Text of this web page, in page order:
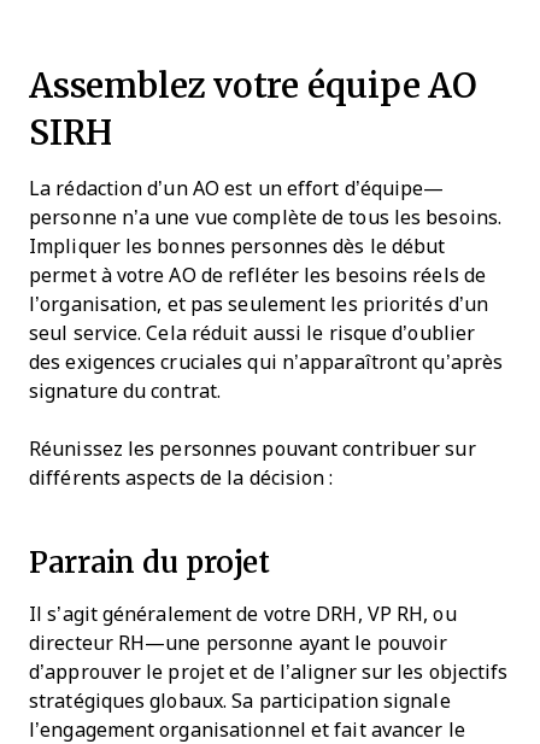
Assemblez votre équipe AO
SIRH
La rédaction d’un AO est un effort d’équipe—
personne n’a une vue complète de tous les besoins.
Impliquer les bonnes personnes dès le début
permet à votre AO de refléter les besoins réels de
l’organisation, et pas seulement les priorités d’un
seul service. Cela réduit aussi le risque d’oublier
des exigences cruciales qui n’apparaîtront qu’après
signature du contrat.
Réunissez les personnes pouvant contribuer sur
différents aspects de la décision :
Parrain du projet
Il s’agit généralement de votre DRH, VP RH, ou
directeur RH—une personne ayant le pouvoir
d’approuver le projet et de l’aligner sur les objectifs
stratégiques globaux. Sa participation signale
l’engagement organisationnel et fait avancer le